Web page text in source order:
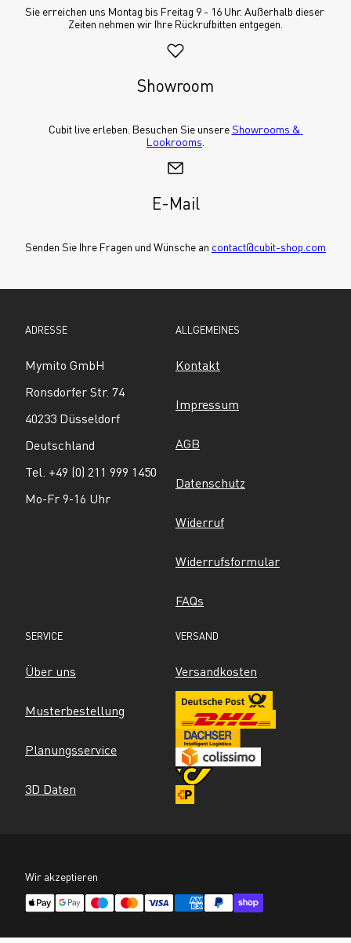
Sie erreichen uns Montag bis Freitag 9 - 16 Uhr. Außerhalb dieser
Zeiten nehmen wir Ihre Rückrufbitten entgegen.
Showroom
Cubit live erleben. Besuchen Sie unsere Showrooms &
Lookrooms
E-Mail
Senden Sie Ihre Fragen und Wünsche an contact@cubit-shop.com
ADRESSE
Mymito GmbH
Ronsdorfer Str. 74
40233 Düsseldorf
Deutschland
Tel. +49 (0) 211 999 1450
Mo-Fr 9-16 Uhr
ALLGEMEINES
Kontakt
Impressum
AGB
Datenschutz
Widerruf
Widerrufsformular
FAQs
SERVICE
Über uns
Musterbestellung
Planungsservice
3D Daten
VERSAND
Versandkosten
Wir akzeptieren